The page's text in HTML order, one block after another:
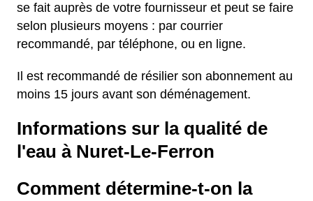
se fait auprès de votre fournisseur et peut se faire
selon plusieurs moyens : par courrier
recommandé, par téléphone, ou en ligne.
Il est recommandé de résilier son abonnement au
moins 15 jours avant son déménagement.
Informations sur la qualité de
l'eau à Nuret-Le-Ferron
Comment détermine-t-on la